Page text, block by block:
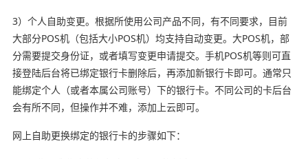
3）个人自助变更。根据所使用公司产品不同，有不同要求，目前
大部分POS机（包括大小POS机）均支持自动变更。大POS机，部
分需要提交身份证，或者填写变更申请提交。手机POS机等则可直
接登陆后台将已绑定银行卡删除后，再添加新银行卡即可。通常只
能绑定个人（或者本属公司账号）下的银行卡。不同公司的卡后台
会有所不同，但操作并不难，添加上云即可。
网上自助更换绑定的银行卡的步骤如下：